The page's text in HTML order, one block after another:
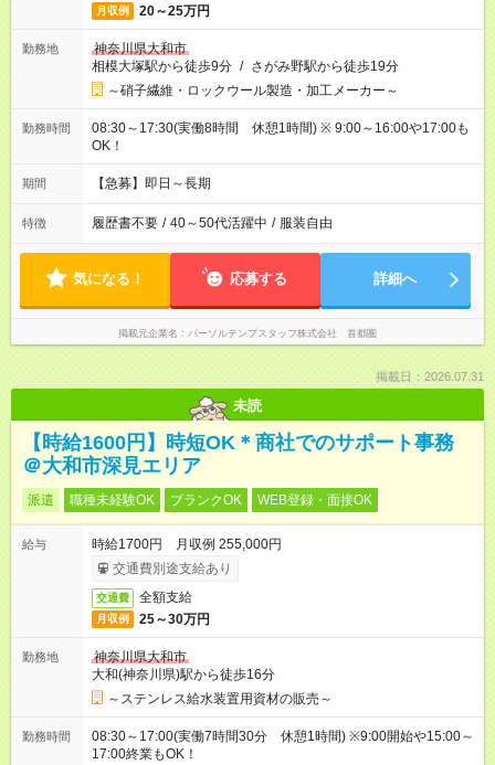
月収例 20～25万円
勤務地
神奈川県大和市
相模大塚駅から徒歩9分 / さがみ野駅から徒歩19分
～硝子繊維・ロックウール製造・加工メーカー～
勤務時間
08:30～17:30(実働8時間 休憩1時間) ※ 9:00～16:00や17:00も
OK！
期間 【急募】即日～長期
特徴 履歴書不要 / 40～50代活躍中 / 服装自由
気になる！ 応募する 詳細へ
掲載元企業名 パーソルテンプスタッフ株式会社 首都圏
掲載日：2026.07.31
未読
【時給1600円】時短OK＊商社でのサポート事務
＠大和市深見エリア
派遣 職種未経験OK ブランクOK WEB登録・面接OK
給与
時給1700円 月収例 255,000円
交通費別途支給あり
交通費 全額支給
月収例 25～30万円
勤務地
神奈川県大和市
大和(神奈川県)駅から徒歩16分
～ステンレス給水装置用資材の販売～
勤務時間
08:30～17:00(実働7時間30分 休憩1時間) ※9:00開始や15:00～
17:00終業もOK！